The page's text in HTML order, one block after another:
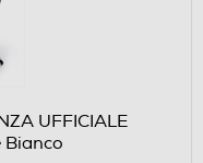
UFFICIALE
Bianco